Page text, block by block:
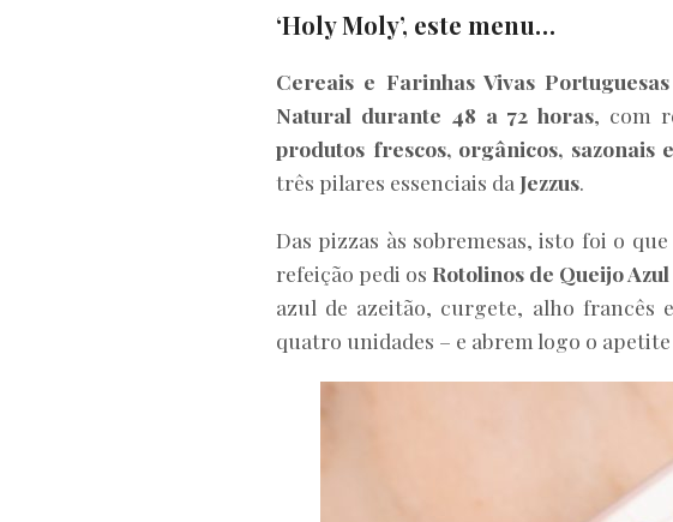
‘Holy Moly’, este menu…
Cereais e Farinhas Vivas
Natural durante 48 a 72 horas, com
produtos frescos, orgânicos, sazonais
três pilares essenciais da Jezzus.
Das pizzas às sobremesas, isto foi o
refeição pedi os Rotolinos de Queijo Azul
azul de azeitão, curgete, alho
quatro unidades – e abrem logo o